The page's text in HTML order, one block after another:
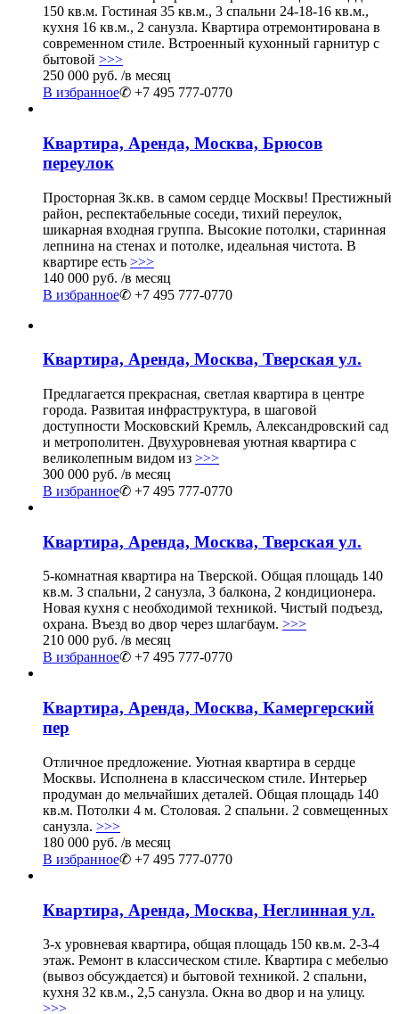
150 кв.м. Гостиная 35 кв.м., 3 спальни 24-18-16 кв.м.,
кухня 16 кв.м., 2 санузла. Квартира отремонтирована в
современном стиле. Встроенный кухонный гарнитур с
бытовой >>>
250 000 руб. /в месяц
В избранное✆ +7 495 777-0770
Квартира, Аренда, Москва, Брюсов
переулок
Просторная 3к.кв. в самом сердце Москвы! Престижный
район, респектабельные соседи, тихий переулок,
шикарная входная группа. Высокие потолки, старинная
лепнина на стенах и потолке, идеальная чистота. В
квартире есть >>>
140 000 руб. /в месяц
В избранное✆ +7 495 777-0770
Квартира, Аренда, Москва, Тверская ул.
Предлагается прекрасная, светлая квартира в центре
города. Развитая инфраструктура, в шаговой
доступности Московский Кремль, Александровский сад
и метрополитен. Двухуровневая уютная квартира с
великолепным видом из >>>
300 000 руб. /в месяц
В избранное✆ +7 495 777-0770
Квартира, Аренда, Москва, Тверская ул.
5-комнатная квартира на Тверской. Общая площадь 140
кв.м. 3 спальни, 2 санузла, 3 балкона, 2 кондиционера.
Новая кухня с необходимой техникой. Чистый подъезд,
охрана. Въезд во двор через шлагбаум. >>>
210 000 руб. /в месяц
В избранное✆ +7 495 777-0770
Квартира, Аренда, Москва, Камергерский
пер
Отличное предложение. Уютная квартира в сердце
Москвы. Исполнена в классическом стиле. Интерьер
продуман до мельчайших деталей. Общая площадь 140
кв.м. Потолки 4 м. Столовая. 2 спальни. 2 совмещенных
санузла. >>>
180 000 руб. /в месяц
В избранное✆ +7 495 777-0770
Квартира, Аренда, Москва, Неглинная ул.
3-х уровневая квартира, общая площадь 150 кв.м. 2-3-4
этаж. Ремонт в классическом стиле. Квартира с мебелью
(вывоз обсуждается) и бытовой техникой. 2 спальни,
кухня 32 кв.м., 2,5 санузла. Окна во двор и на улицу.
>>>